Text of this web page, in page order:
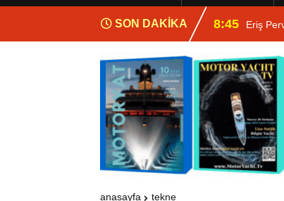
SON DAKİKA 8:45 Eriş
anasayfa tekne